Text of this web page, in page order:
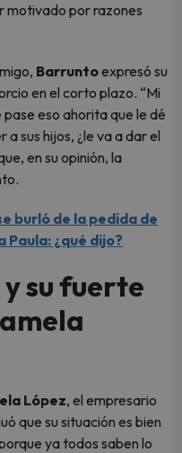
motivado por razones
Barruntoexpresó su
en el corto plazo. “Mi
eso ahorita que le dé
sus hijos, ¿le va a dar el
en su opinión, la
burló de la pedida de
Paula: ¿qué dijo?
su fuerte
López, el empresario
que su situación es bien
ya todos saben lo